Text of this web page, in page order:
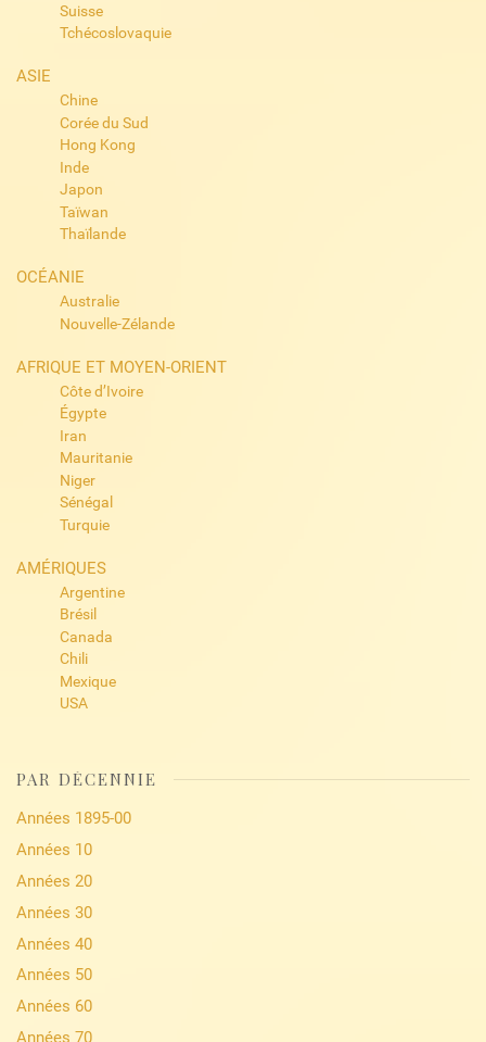
Suisse
Tchécoslovaquie
ASIE
Chine
Corée du Sud
Hong Kong
Inde
Japon
Taïwan
Thaïlande
OCÉANIE
Australie
Nouvelle-Zélande
AFRIQUE ET MOYEN-ORIENT
Côte d’Ivoire
Égypte
Iran
Mauritanie
Niger
Sénégal
Turquie
AMÉRIQUES
Argentine
Brésil
Canada
Chili
Mexique
USA
PAR DÉCENNIE
Années 1895-00
Années 10
Années 20
Années 30
Années 40
Années 50
Années 60
Années 70